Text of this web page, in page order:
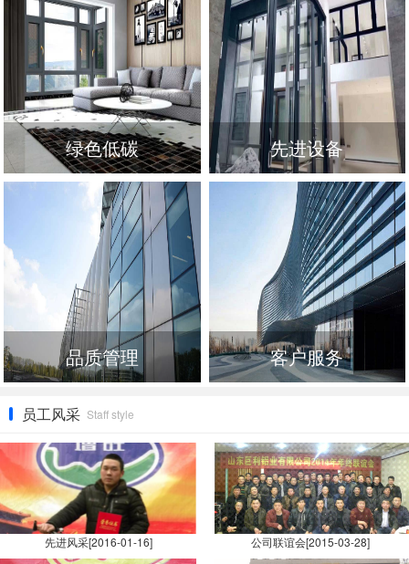
绿色低碳 先进设备
品质管理 客户服务
员工风采 Staff style
先进风采[2016-01-16] 公司联谊会[2015-03-28]